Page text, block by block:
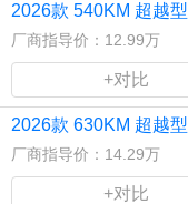
2026款 540KM 超越型
厂商指导价：12.99万
+对比
2026款 630KM 超越型
厂商指导价：14.29万
+对比